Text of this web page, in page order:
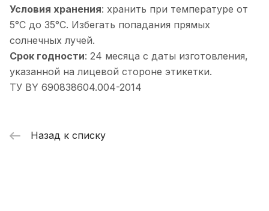
Условия хранения: хранить при температуре от
5°С до 35°С. Избегать попадания прямых
солнечных лучей.
Срок годности: 24 месяца с даты изготовления,
указанной на лицевой стороне этикетки.
ТУ BY 690838604.004-2014
Назад к списку